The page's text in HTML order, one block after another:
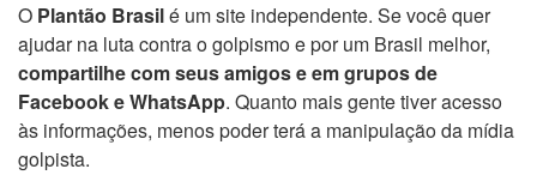
O Plantão Brasilé um site independente. Se você quer
ajudar na luta contra o golpismo e por um Brasil melhor,
compartilhe com seus amigos e em grupos de
Facebook e WhatsApp. Quanto mais gente tiver acesso
às informações, menos poder terá a manipulação da mídia
golpista.